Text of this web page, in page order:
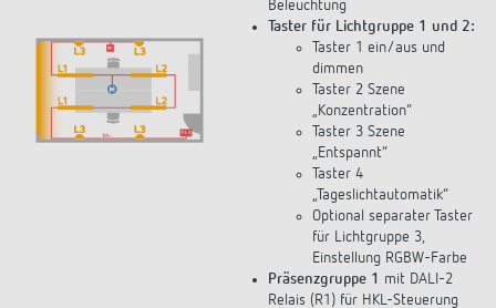
Beleuchtung
Taster für Lichtgruppe 1 und 2:
Taster 1 ein/aus und
dimmen
Taster 2 Szene
„Konzentration“
Taster 3 Szene
„Entspannt“
Taster 4
„Tageslichtautomatik“
Optional separater Taster
für Lichtgruppe 3,
Einstellung RGBW-Farbe
Präsenzgruppe 1 mit DALI-2
Relais (R1) für HKL-Steuerung